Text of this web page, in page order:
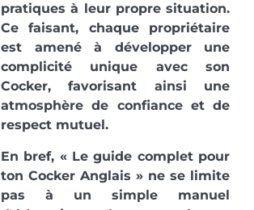
pratiques à leur propre situation.
Ce faisant, chaque propriétaire
est amené à développer une
complicité unique avec son
Cocker, favorisant ainsi une
atmosphère de confiance et de
respect mutuel.
En bref, « Le guide complet pour
ton Cocker Anglais » ne se limite
pas à un simple manuel